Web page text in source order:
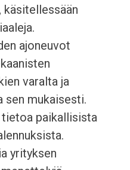
ajoneuvot
varalta ja
sen mukaisesti.
paikallisista
yrityksen